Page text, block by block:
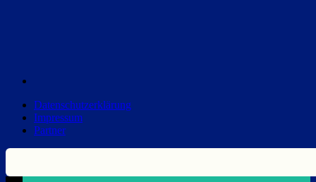
Datenschutzerklärung
Impressum
Partner